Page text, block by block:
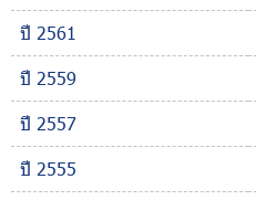
ปี 2561
ปี 2559
ปี 2557
ปี 2555